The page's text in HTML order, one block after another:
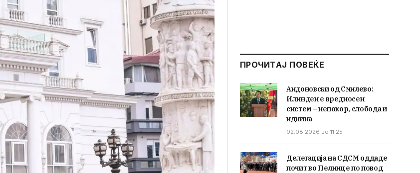
ПРОЧИТАЈ ПОВЕЌЕ
Андоновски од Смилево:
Илинден е вредносен
систем – непокор, слобода и
иднина
02.08.2026 во 11:25
Делегација на СДСМ оддаде
почит во Пелинце по повод